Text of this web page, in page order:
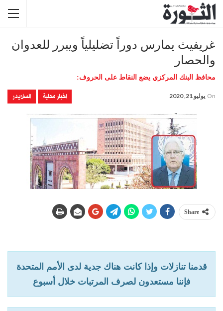
غريفيث يمارس دوراً تضليلياً ويبرر للعدوان
والحصار
محافظ البنك المركزي يضع النقاط على الحروف:
اخبار محلية السلايدر On يوليو 21, 2020
Share
قدمنا تنازلات وإذا كانت هناك جدية لدى الأمم المتحدة
فإننا مستعدون لصرف المرتبات خلال أسبوع